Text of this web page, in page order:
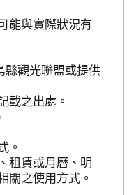
能與實際狀況有
縣觀光聯盟或提供
載之出處。
。
租賃或月曆、明
關之使用方式。